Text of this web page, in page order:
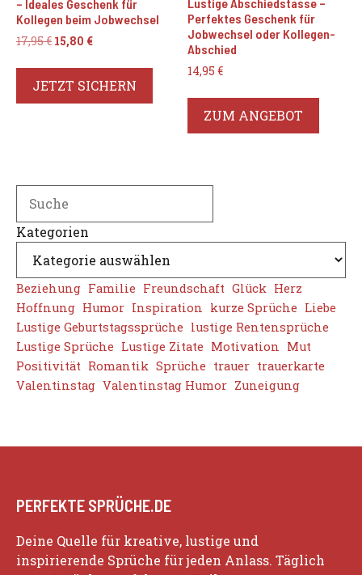
– Ideales Geschenk für
Kollegen beim Jobwechsel
17,95€ Ursprünglicher
17,95 €
15,80 €Aktueller
15,80 €.
JETZT SICHERN
Perfektes Geschenk für
Jobwechsel oder Kollegen-
Abschied
14,95€
ZUM ANGEBOT
Kategorien
Beziehung Familie Freundschaft Glück Herz
Hoffnung Humor Inspiration kurze Sprüche Liebe
Lustige Geburtstagssprüche lustige Rentensprüche
Lustige Sprüche Lustige Zitate Motivation
Mut
Positivität Romantik Sprüche trauer trauerkarte
Valentinstag Valentinstag Humor Zuneigung
PERFEKTE SPRÜCHE.DE
Deine Quelle für kreative, lustige und
inspirierende Sprüche für jeden Anlass. Täglich